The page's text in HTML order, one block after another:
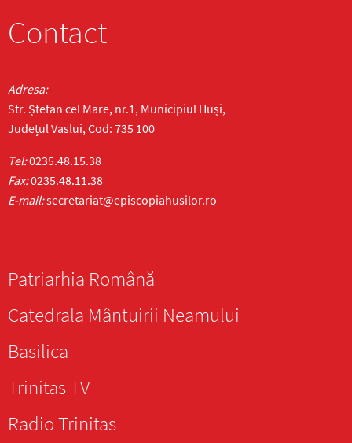
Contact
Adresa:
Str. Ștefan cel Mare, nr.1, Municipiul Huși,
Județul Vaslui, Cod: 735 100
Tel:0235.48.15.38
Fax:0235.48.11.38
E-mail:secretariat@episcopiahusilor.ro
Patriarhia Română
Catedrala Mântuirii Neamului
Basilica
Trinitas TV
Radio Trinitas